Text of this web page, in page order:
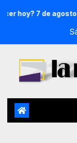
7 de agosto